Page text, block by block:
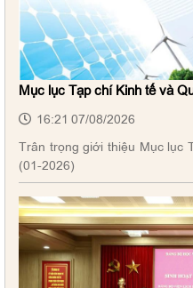
Mục lục Tạp chí Kinh tế và
16:21 07/08/2026
Trân trọng giới thiệu Mục lục
(01-2026)